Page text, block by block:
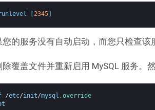
[2345]
的服务没有自动启动，而您只检查该
覆盖文件并重新启用 MySQL 服务。
/etc/init/mysql .override